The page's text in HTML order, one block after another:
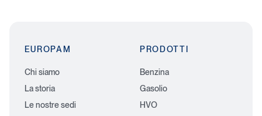
EUROPAM
Chi siamo
La storia
Le nostre sedi
PRODOTTI
Benzina
Gasolio
HVO